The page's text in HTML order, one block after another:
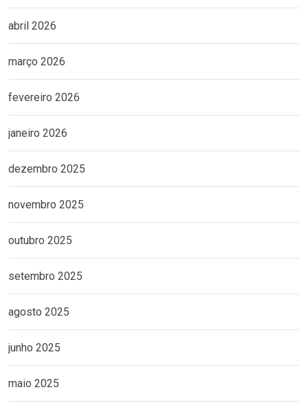
abril 2026
março 2026
fevereiro 2026
janeiro 2026
dezembro 2025
novembro 2025
outubro 2025
setembro 2025
agosto 2025
junho 2025
maio 2025